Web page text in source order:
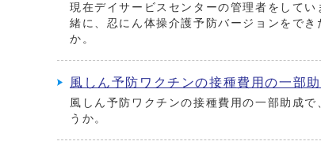
現在デイサービスセンターの管理者をして
緒に、忍にん体操介護予防バージョンをで
か。
風しん予防ワクチンの接種費用の一部
風しん予防ワクチンの接種費用の一部助成
うか。